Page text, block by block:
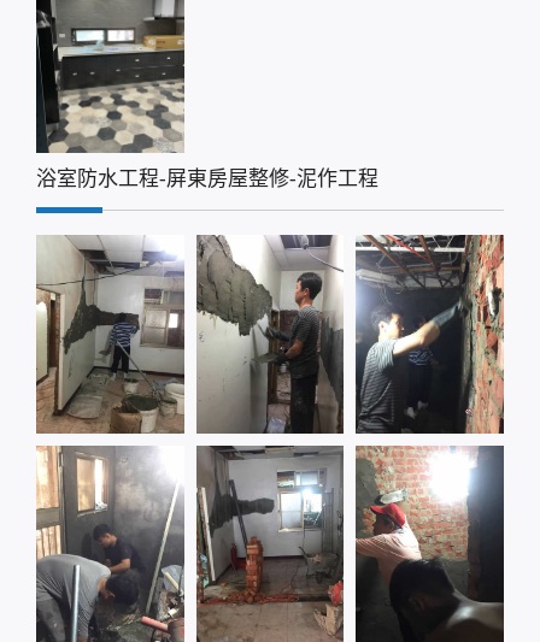
浴室防水工程-屏東房屋整修-泥作工程